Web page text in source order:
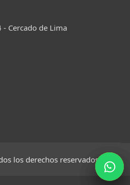
mail
mail
- Cercado de Lima
los derechos reservados